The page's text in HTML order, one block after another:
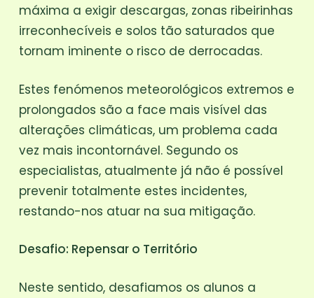
máxima a exigir descargas, zonas ribeirinhas
irreconhecíveis e solos tão saturados que
tornam iminente o risco de derrocadas.
Estes fenómenos meteorológicos extremos e
prolongados são a face mais visível das
alterações climáticas, um problema cada
vez mais incontornável. Segundo os
especialistas, atualmente já não é possível
prevenir totalmente estes incidentes,
restando-nos atuar na sua mitigação.
Desafio: Repensar o Território
Neste sentido, desafiamos os alunos a